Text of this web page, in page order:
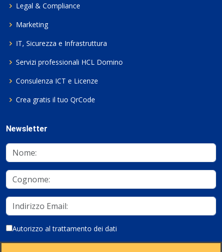
Legal & Compliance
Marketing
IT, Sicurezza e Infrastruttura
Servizi professionali HCL Domino
Consulenza ICT e Licenze
Crea gratis il tuo QrCode
Newsletter
Autorizzo al trattamento dei dati